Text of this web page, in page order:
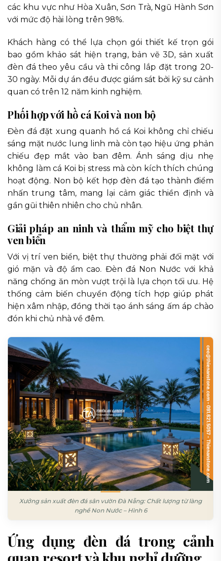
các khu vực như Hòa Xuân, Sơn Trà, Ngũ Hành Sơn
với mức độ hài lòng trên 98%.
Khách hàng có thể lựa chọn gói thiết kế trọn gói
bao gồm khảo sát hiện trạng, bản vẽ 3D, sản xuất
đèn đá theo yêu cầu và thi công lắp đặt trong 20-
30 ngày. Mỗi dự án đều được giám sát bởi kỹ sư cảnh
quan có trên 12 năm kinh nghiệm.
Phối hợp với hồ cá Koi và non bộ
Đèn đá đặt xung quanh hồ cá Koi không chỉ chiếu
sáng mặt nước lung linh mà còn tạo hiệu ứng phản
chiếu đẹp mắt vào ban đêm. Ánh sáng dịu nhẹ
không làm cá Koi bị stress mà còn kích thích chúng
hoạt động. Non bộ kết hợp đèn đá tạo thành điểm
nhấn trung tâm, mang lại cảm giác thiền định và
gần gũi thiên nhiên cho chủ nhân.
Giải pháp an ninh và thẩm mỹ cho biệt thự
ven biển
Với vị trí ven biển, biệt thự thường phải đối mặt với
gió mặn và độ ẩm cao. Đèn đá Non Nước với khả
năng chống ăn mòn vượt trội là lựa chọn tối ưu. Hệ
thống cảm biến chuyển động tích hợp giúp phát
hiện xâm nhập, đồng thời tạo ánh sáng ấm áp chào
đón khi chủ nhà về đêm.
Xưởng sản xuất đèn đá sân vườn Đà Nẵng: Chất lượng từ làng
nghề Non Nước – Hình 6
Ứng dụng đèn đá trong cảnh